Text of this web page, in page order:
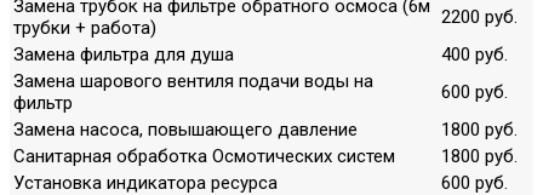
Замена трубок на фильтре обратного осмоса (6м
трубки + работа)
2200 руб.
Замена фильтра для душа
400 руб.
Замена шарового вентиля подачи воды на
фильтр
600 руб.
Замена насоса, повышающего давление
1800 руб.
Санитарная обработка Осмотических систем
1800 руб.
Установка индикатора ресурса
600 руб.